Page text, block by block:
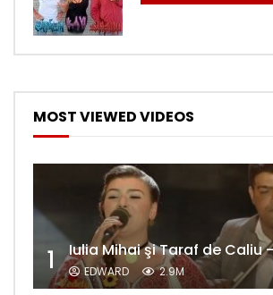
MOST VIEWED VIDEOS
1 EDWARD 2.9M